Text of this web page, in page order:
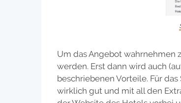
Um das Angebot wahrnehmen
werden. Erst dann wird auch
beschriebenen Vorteile. Für
wirklich gut und mit all den